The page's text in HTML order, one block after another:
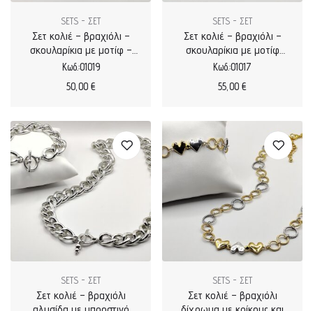
SETS - ΣΕΤ
Σετ κολιέ – βραχιόλι –
σκουλαρίκια με μοτίφ –
κρίκους και φιογκάκια
Κωδ.:01019
50,00 €
SETS - ΣΕΤ
Σετ κολιέ – βραχιόλι –
σκουλαρίκια με μοτίφ
ματάκι και επιχρυσωμένα
Κωδ.:01017
55,00 €
SETS - ΣΕΤ
Σετ κολιέ – βραχιόλι
SETS - ΣΕΤ
Σετ κολιέ – βραχιόλι